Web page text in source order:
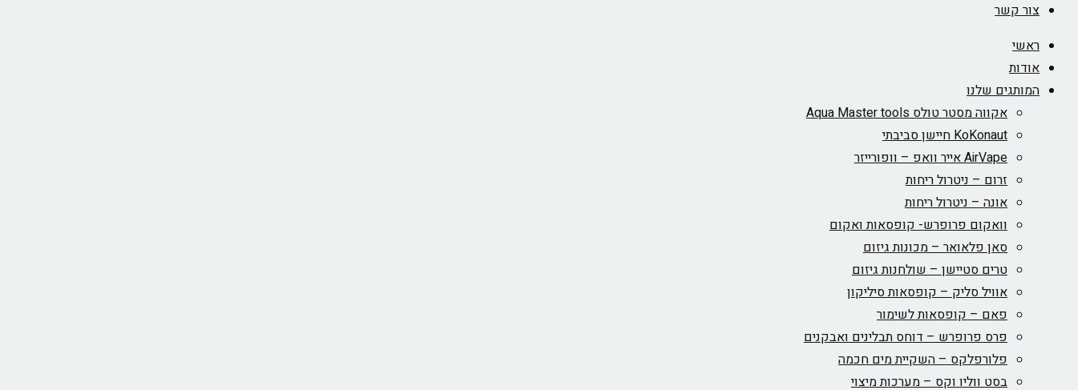
צור קשר
ראשי
אודות
המותגים שלנו
אקווה מסטר טולס Aqua Master tools
KoKonaut חיישן סביבתי
AirVape אייר וואפ – וופורייזר
זרום – ניטרול ריחות
אונה – ניטרול ריחות
וואקום פרופרש- קופסאות ואקום
סאן פלאואר – מכונות גיזום
טרים סטיישן – שולחנות גיזום
אוויל סליק – קופסאות סיליקון
פאם – קופסאות לשימור
פרס פרופרש – דוחס תבלינים ואבקנים
פלורפלקס – השקיית מים חכמה
בסט ווליו וקס – מערכות מיצוי